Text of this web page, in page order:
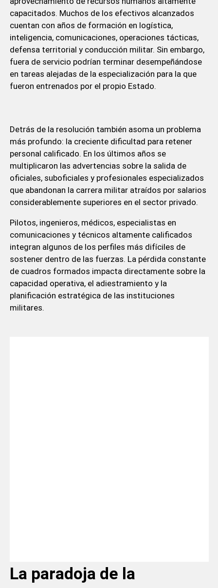
capacitados. Muchos de los efectivos alcanzados
cuentan con años de formación en logística,
inteligencia, comunicaciones, operaciones tácticas,
defensa territorial y conducción militar. Sin embargo,
fuera de servicio podrían terminar desempeñándose
en tareas alejadas de la especialización para la que
fueron entrenados por el propio Estado.
Detrás de la resolución también asoma un problema
más profundo: la creciente dificultad para retener
personal calificado. En los últimos años se
multiplicaron las advertencias sobre la salida de
oficiales, suboficiales y profesionales especializados
que abandonan la carrera militar atraídos por salarios
considerablemente superiores en el sector privado.
Pilotos, ingenieros, médicos, especialistas en
comunicaciones y técnicos altamente calificados
integran algunos de los perfiles más difíciles de
sostener dentro de las fuerzas. La pérdida constante
de cuadros formados impacta directamente sobre la
capacidad operativa, el adiestramiento y la
planificación estratégica de las instituciones
militares.
La paradoja de la